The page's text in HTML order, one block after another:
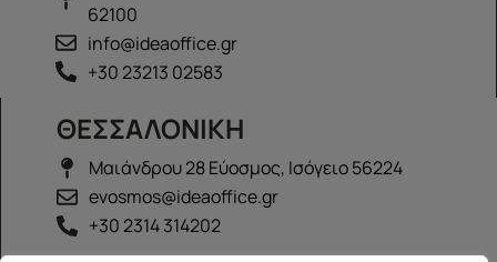
62100
info@ideaoffice.gr
+30 23213 02583
ΘΕΣΣΑΛΟΝΙΚΗ
Μαιάνδρου 28 Εύοσμος, Ισόγειο 56224
evosmos@ideaoffice.gr
+30 2314 314202